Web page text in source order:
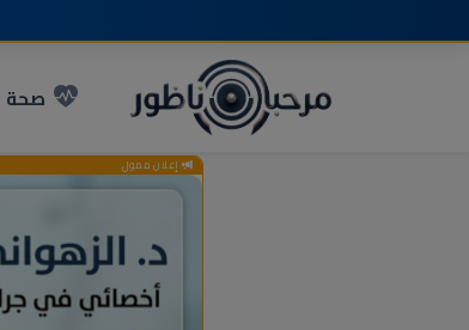
صحة
إعلان ممول